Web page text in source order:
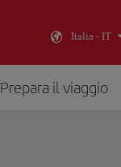
Italia - IT
Prepara il viaggio